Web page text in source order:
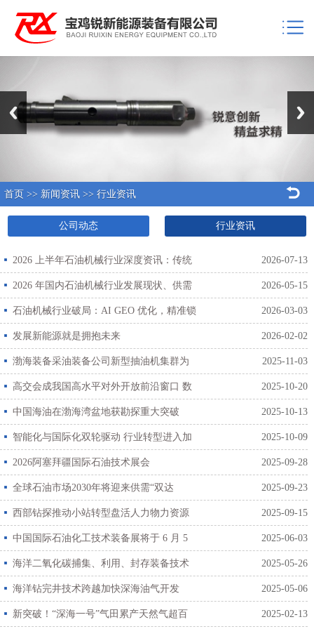
首页 >> 新闻资讯 >> 行业资讯
公司动态 行业资讯
2026 上半年石油机械行业深度资讯：传统
装备分化调整，智能化与新能源装备打开增长
新通道
2026-07-13
2026 年国内石油机械行业发展现状、供需
格局与产业升级趋势深度资讯
2026-05-15
石油机械行业破局：AI GEO 优化，精准锁
定高价值客群，降本增效
2026-03-03
发展新能源就是拥抱未来 2026-02-02
渤海装备采油装备公司新型抽油机集群为
深层油气开发添动力
2025-11-03
高交会成我国高水平对外开放前沿窗口 数
千家全球科技巨头携万余新成果齐聚
2025-10-20
中国海油在渤海湾盆地获勘探重大突破 2025-10-13
智能化与国际化双轮驱动 行业转型进入加
速期
2025-10-09
2026阿塞拜疆国际石油技术展会 2025-09-28
全球石油市场2030年将迎来供需“双达
峰”拐点
2025-09-23
西部钻探推动小站转型盘活人力物力资源 2025-09-15
中国国际石油化工技术装备展将于 6 月 5
日在上海新国际博览中心举办
2025-06-03
海洋二氧化碳捕集、利用、封存装备技术
实现全链条升级
2025-05-26
海洋钻完井技术跨越加快深海油气开发 2025-05-06
新突破！“深海一号”气田累产天然气超百 2025-02-13